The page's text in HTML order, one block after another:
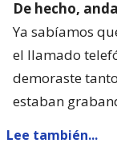
De hecho,
Ya sabíamos
el llamado
demoraste
estaban
Lee también...